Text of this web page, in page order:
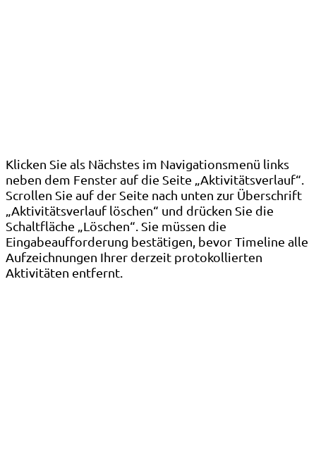
Klicken Sie als Nächstes im Navigationsmenü links
neben dem Fenster auf die Seite „Aktivitätsverlauf“.
Scrollen Sie auf der Seite nach unten zur Überschrift
„Aktivitätsverlauf löschen“ und drücken Sie die
Schaltfläche „Löschen“. Sie müssen die
Eingabeaufforderung bestätigen, bevor Timeline alle
Aufzeichnungen Ihrer derzeit protokollierten
Aktivitäten entfernt.